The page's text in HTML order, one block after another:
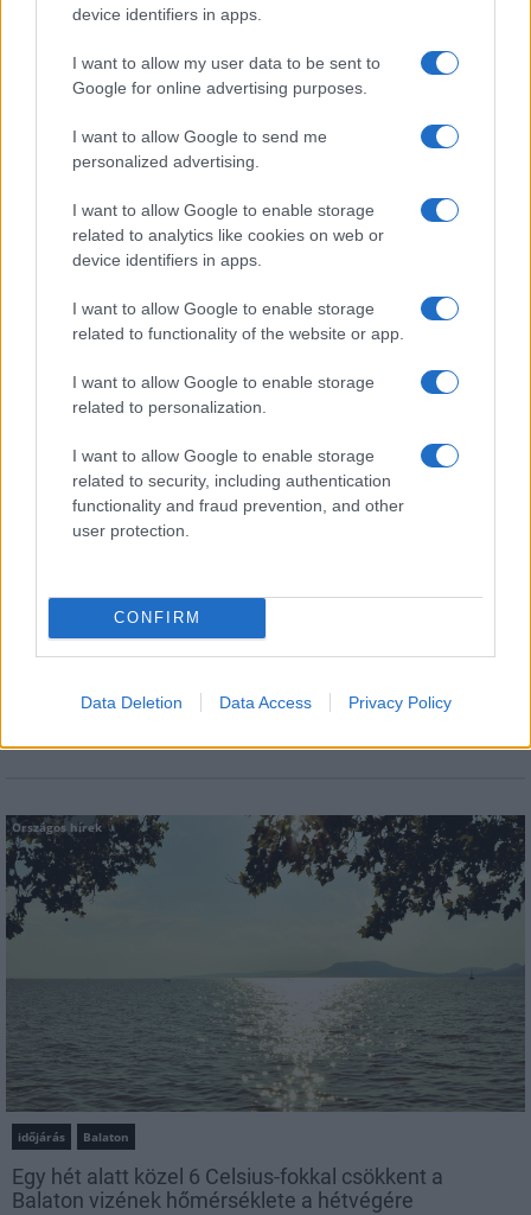
device identifiers in apps.
I want to allow my user data to be sent to
Google for online advertising purposes.
I want to allow Google to send me
personalized advertising.
I want to allow Google to enable storage
related to analytics like cookies on web or
device identifiers in apps.
I want to allow Google to enable storage
related to functionality of the website or app.
I want to allow Google to enable storage
related to personalization.
I want to allow Google to enable storage
related to security, including authentication
functionality and fraud prevention, and other
user protection.
CONFIRM
Data Deletion Data Access Privacy Policy
Brandnyúl mini disco
Ilyen még nem volt: most a gyerkőcök bulizhatnak a Káptalan
Beindult az őszibarackszezon, szeptemberig élvezhetjük
A világon évente mintegy 25 millió tonna őszibarack terem, Kína
- csaknem 17 millió tonnával - messze a legnagyobb termelő.
A teliholdas erdőfürdő különleges lehetőség arra, hogy
megtapasztald a természet egy másik arcát. Ahogy sötétedik, a
látásunk háttérbe húzódik, és a többi érzékszervünk egyre
éberebbé válik. Felerősödnek a hangok, az illatok, a tapintás
élménye.
Múzeum Galériában
Claire Vasarely, a magyar származású francia alkotóművész
életműve most először mutatkozik be önállóan
valamennyi alkotása, amelyet a Vasarely házaspár a pécsi
Országos hírek
időjárás Balaton
Egy hét alatt közel 6 Celsius-fokkal csökkent a
Balaton vizének hőmérséklete a hétvégére